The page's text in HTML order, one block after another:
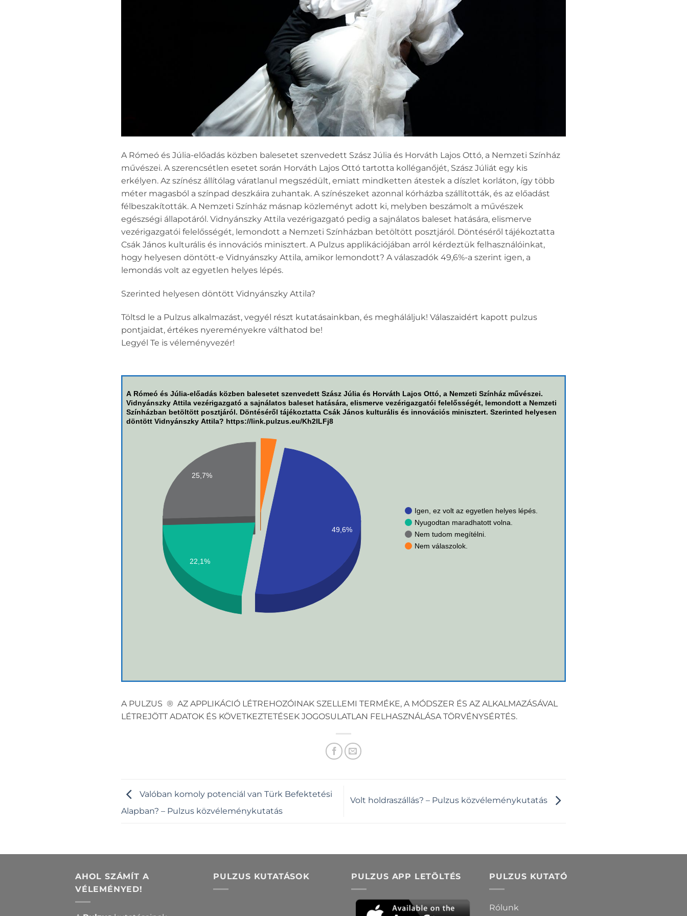
A Rómeó és Júlia-előadás közben balesetet szenvedett Szász Júlia és Horváth Lajos Ottó, a Nemzeti Színház
művészei. A szerencsétlen esetet során Horváth Lajos Ottó tartotta kolléganőjét, Szász Júliát egy kis
erkélyen. Az színész állítólag váratlanul megszédült, emiatt mindketten átestek a díszlet korláton, így több
méter magasból a színpad deszkáira zuhantak. A színészeket azonnal kórházba szállították, és az előadást
félbeszakították. A Nemzeti Színház másnap közleményt adott ki, melyben beszámolt a művészek
egészségi állapotáról. Vidnyánszky Attila vezérigazgató pedig a sajnálatos baleset hatására, elismerve
vezérigazgatói felelősségét, lemondott a Nemzeti Színházban betöltött posztjáról. Döntéséről tájékoztatta
Csák János kulturális és innovációs minisztert. A Pulzus applikációjában arról kérdeztük felhasználóinkat,
hogy helyesen döntött-e Vidnyánszky Attila, amikor lemondott? A válaszadók 49,6%-a szerint igen, a
lemondás volt az egyetlen helyes lépés.
Szerinted helyesen döntött Vidnyánszky Attila?
Töltsd le a Pulzus alkalmazást, vegyél részt kutatásainkban, és megháláljuk! Válaszaidért kapott pulzus
pontjaidat, értékes nyereményekre válthatod be!
Legyél Te is véleményvezér!
A Rómeó és Júlia-előadás közben balesetet szenvedett Szász Júlia és Horváth Lajos Ottó, a Nemzeti Színház művészei.
Vidnyánszky Attila vezérigazgató a sajnálatos baleset hatására, elismerve vezérigazgatói felelősségét, lemondott a Nemzeti
Színházban betöltött posztjáról. Döntéséről tájékoztatta Csák János kulturális és innovációs minisztert. Szerinted helyesen
döntött Vidnyánszky Attila? https://link.pulzus.eu/Kh2lLFj8
Igen, ez volt az egyetlen helyes lépés.
Nyugodtan maradhatott volna.
Nem tudom megítélni.
Nem válaszolok.
25,7%
22,1%
49,6%
A PULZUS ® AZ APPLIKÁCIÓ LÉTREHOZÓINAK SZELLEMI TERMÉKE, A MÓDSZER ÉS AZ ALKALMAZÁSÁVAL
LÉTREJÖTT ADATOK ÉS KÖVETKEZTETÉSEK JOGOSULATLAN FELHASZNÁLÁSA TÖRVÉNYSÉRTÉS.
Valóban komoly potenciál van Türk Befektetési
Alapban? – Pulzus közvéleménykutatás
Volt holdraszállás? – Pulzus közvéleménykutatás
AHOL SZÁMÍT A
VÉLEMÉNYED!
PULZUS KUTATÁSOK PULZUS APP LETÖLTÉS PULZUS KUTATÓ
Rólunk